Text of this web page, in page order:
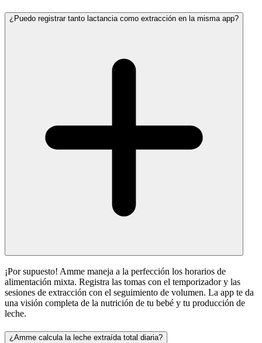
¿Puedo registrar tanto lactancia como extracción en la misma app?
¡Por supuesto! Amme maneja a la perfección los horarios de
alimentación mixta. Registra las tomas con el temporizador y las
sesiones de extracción con el seguimiento de volumen. La app te da
una visión completa de la nutrición de tu bebé y tu producción de
leche.
¿Amme calcula la leche extraída total diaria?